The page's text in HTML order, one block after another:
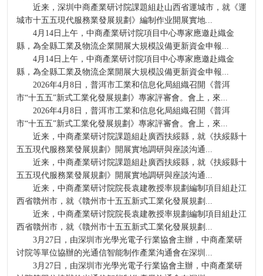
近来，深圳中商產業研讨院課題組赴山西省運城市，就《運
城市十五五現代服務業發展規劃》編制作业開展實地...
4月14日上午，中商產業研讨院項目中心專家應邀赴織金
縣，為全縣工業及物流企業開展大規模設備更新資金申報...
4月14日上午，中商產業研讨院項目中心專家應邀赴織金
縣，為全縣工業及物流企業開展大規模設備更新資金申報...
2026年4月8日，普洱市工業和信息化局組織召開《普洱
市“十五五”新式工業化發展規劃》專家評審會。會上，來...
2026年4月8日，普洱市工業和信息化局組織召開《普洱
市“十五五”新式工業化發展規劃》專家評審會。會上，來...
近来，中商產業研讨院課題組赴廣西扶綏縣，就《扶綏縣十
五五現代服務業發展規劃》開展實地調研與座談沟通...
近来，中商產業研讨院課題組赴廣西扶綏縣，就《扶綏縣十
五五現代服務業發展規劃》開展實地調研與座談沟通...
近来，中商產業研讨院院長袁建教授率規劃編制項目組赴江
西省贛州市，就《贛州市十五五新式工業化發展規劃...
近来，中商產業研讨院院長袁建教授率規劃編制項目組赴江
西省贛州市，就《贛州市十五五新式工業化發展規劃...
3月27日，由深圳市光學光電子行業協會主辦，中商產業研
讨院等單位協辦的光通信智能制作產業沟通會在深圳...
3月27日，由深圳市光學光電子行業協會主辦，中商產業研